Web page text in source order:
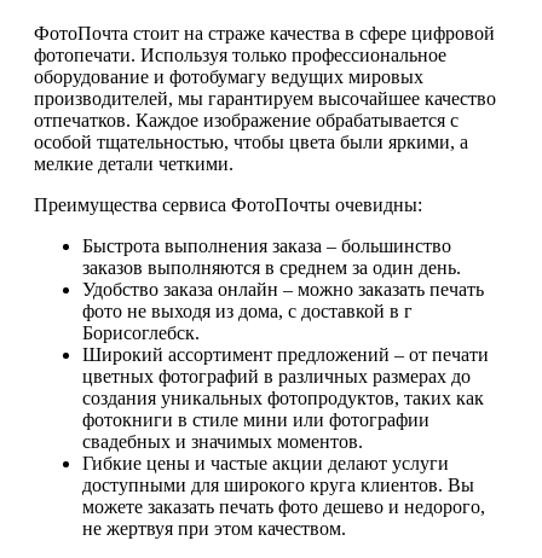
ФотоПочта стоит на страже качества в сфере цифровой
фотопечати. Используя только профессиональное
оборудование и фотобумагу ведущих мировых
производителей, мы гарантируем высочайшее качество
отпечатков. Каждое изображение обрабатывается с
особой тщательностью, чтобы цвета были яркими, а
мелкие детали четкими.
Преимущества сервиса ФотоПочты очевидны:
Быстрота выполнения заказа – большинство
заказов выполняются в среднем за один день.
Удобство заказа онлайн – можно заказать печать
фото не выходя из дома, с доставкой в г
Борисоглебск.
Широкий ассортимент предложений – от печати
цветных фотографий в различных размерах до
создания уникальных фотопродуктов, таких как
фотокниги в стиле мини или фотографии
свадебных и значимых моментов.
Гибкие цены и частые акции делают услуги
доступными для широкого круга клиентов. Вы
можете заказать печать фото дешево и недорого,
не жертвуя при этом качеством.